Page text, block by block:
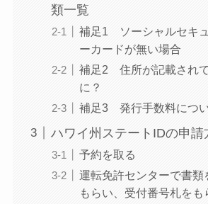
類一覧
補足1 ソーシャルセキ
ーカードが無い場合
補足2 住所が記載され
に？
補足3 発行手数料につ
ハワイ州ステートIDの申請
予約を取る
運転免許センターで書類
もらい、受付番号札をも